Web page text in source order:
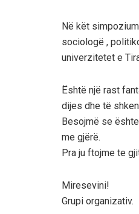
Në kët
sociologë ,
univerzitetet e
Është një rast
dijes dhe të
Besojmë se
me gjërë.
Pra ju ftojme te
Miresevini!
Grupi organizativ.